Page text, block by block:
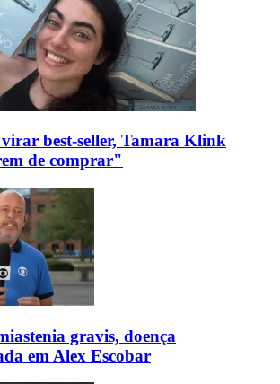
best-seller, Tamara Klink
de comprar"
gravis, doença
em Alex Escobar